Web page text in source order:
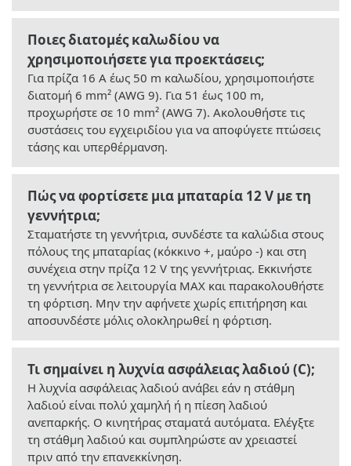
Ποιες διατομές καλωδίου να
χρησιμοποιήσετε για προεκτάσεις;
Για πρίζα 16 A έως 50 m καλωδίου, χρησιμοποιήστε
διατομή 6 mm² (AWG 9). Για 51 έως 100 m,
προχωρήστε σε 10 mm² (AWG 7). Ακολουθήστε τις
συστάσεις του εγχειριδίου για να αποφύγετε πτώσεις
τάσης και υπερθέρμανση.
Πώς να φορτίσετε μια μπαταρία 12 V με τη
γεννήτρια;
Σταματήστε τη γεννήτρια, συνδέστε τα καλώδια στους
πόλους της μπαταρίας (κόκκινο +, μαύρο -) και στη
συνέχεια στην πρίζα 12 V της γεννήτριας. Εκκινήστε
τη γεννήτρια σε λειτουργία MAX και παρακολουθήστε
τη φόρτιση. Μην την αφήνετε χωρίς επιτήρηση και
αποσυνδέστε μόλις ολοκληρωθεί η φόρτιση.
Τι σημαίνει η λυχνία ασφάλειας λαδιού (C);
Η λυχνία ασφάλειας λαδιού ανάβει εάν η στάθμη
λαδιού είναι πολύ χαμηλή ή η πίεση λαδιού
ανεπαρκής. Ο κινητήρας σταματά αυτόματα. Ελέγξτε
τη στάθμη λαδιού και συμπληρώστε αν χρειαστεί
πριν από την επανεκκίνηση.